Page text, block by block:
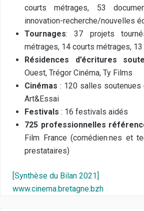
courts métrages, 53
innovation-recherche/nouvelles
Tournages: 37 projets
métrages, 14 courts métrages, 13
Résidences d’écritures
Ouest, Trégor Cinéma, Ty Films
Cinémas : 120 salles soutenues
Art&Essai
Festivals : 16 festivals aidés
725 professionnelles
Film France (comédien·nes et
prestataires)
[Synthèse du Bilan 2021]
www.cinema.bretagne.bzh